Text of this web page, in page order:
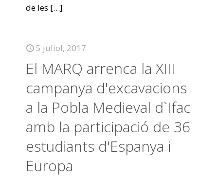
de les […]
5 juliol, 2017
El MARQ arrenca la XIII
campanya d'excavacions
a la Pobla Medieval d`Ifac
amb la participació de 36
estudiants d'Espanya i
Europa